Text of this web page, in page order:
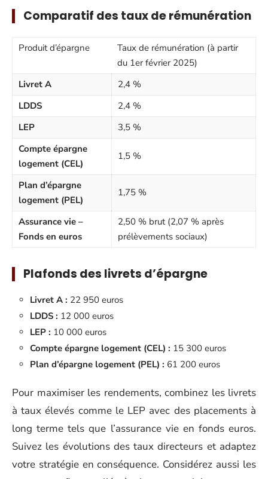
Comparatif des taux de rémunération
Produit d’épargne
Taux de rémunération (à partir
du 1er février 2025)
Livret A
2,4 %
LDDS
2,4 %
LEP
3,5 %
Compte épargne
logement (CEL)
1,5 %
Plan d’épargne
logement (PEL)
1,75 %
Assurance vie –
Fonds en euros
2,50 % brut (2,07 % après
prélèvements sociaux)
Plafonds des livrets d’épargne
Livret A : 22 950 euros
LDDS : 12 000 euros
LEP : 10 000 euros
Compte épargne logement (CEL) : 15 300 euros
Plan d’épargne logement (PEL) : 61 200 euros
Pour maximiser les rendements, combinez les livrets
à taux élevés comme le LEP avec des placements à
long terme tels que l’assurance vie en fonds euros.
Suivez les évolutions des taux directeurs et adaptez
votre stratégie en conséquence. Considérez aussi les